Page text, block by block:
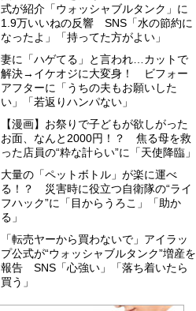
式が紹介「ウォッシャブルタンク」に
1.9万いいねの反響 SNS「水の節約に
なったよ」「持ってた方がよい」
妻に「ハゲてる」と言われ…カットで
解決→イケオジに大変身！ ビフォー
アフターに「うちの夫もお願いした
い」「若返りハンパない」
【漫画】お祭りで子どもが欲しがった
お面、なんと2000円！？ 焦る母を救
った店員の“粋な計らい”に「天使降臨」
大量の「ペットボトル」が楽に運べ
る！？ 災害時に役立つ自衛隊の“ライ
フハック”に「目からうろこ」「助か
る」
「転売ヤーから買わないで」アイラッ
プ公式が“ウォッシャブルタンク”増産を
報告 SNS「心強い」「落ち着いたら
買う」